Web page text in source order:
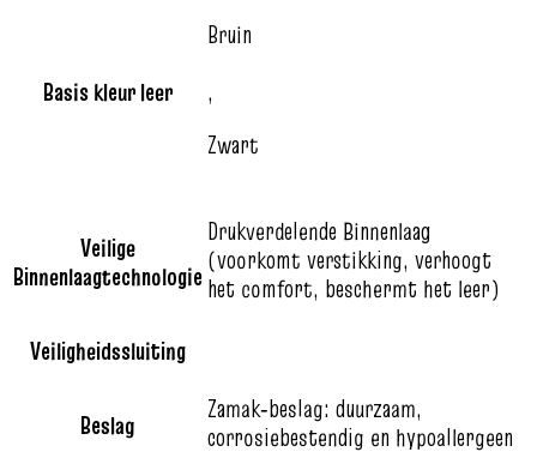
Basis kleur leer
Bruin
,
Zwart
Veilige
Binnenlaagtechnologie
Drukverdelende Binnenlaag
(voorkomt verstikking, verhoogt
het comfort, beschermt het leer)
Veiligheidssluiting
Beslag
Zamak‑beslag: duurzaam,
corrosiebestendig en hypoallergeen